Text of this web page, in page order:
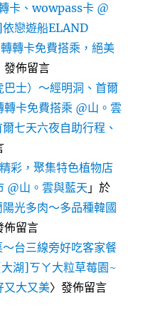
卡、wowpass卡 @
戀遊船ELAND
轉卡免費搭乘，絕美
發佈留言
士）～經明洞、首爾
卡免費搭乘 @山。雲
七天六夜自助行程、
彩，聚集特色植物店
@山。雲與藍天 」於
光多肉～多品種韓國
佈留言
台三線旁好吃客家餐
湖]ㄎㄚ大粒草莓園~
又大又美〉發佈留言